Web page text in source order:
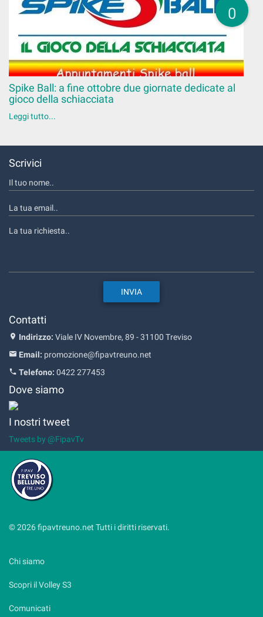
0
Spike Ball: a fine ottobre due giornate dedicate al
gioco della schiacciata
Leggi tutto...
Scrivici
Contatti
Indirizzo: Viale IV Novembre, 89 - 31100 Treviso
Email: promozione@fipavtreuno.net
Telefono: 0422 277453
Dove siamo
I nostri tweet
Tweets by @FipavTv
© 2026 fipavtreuno.net Tutti i diritti riservati.
Chi siamo
Scopri il Volley S3
Comunicati